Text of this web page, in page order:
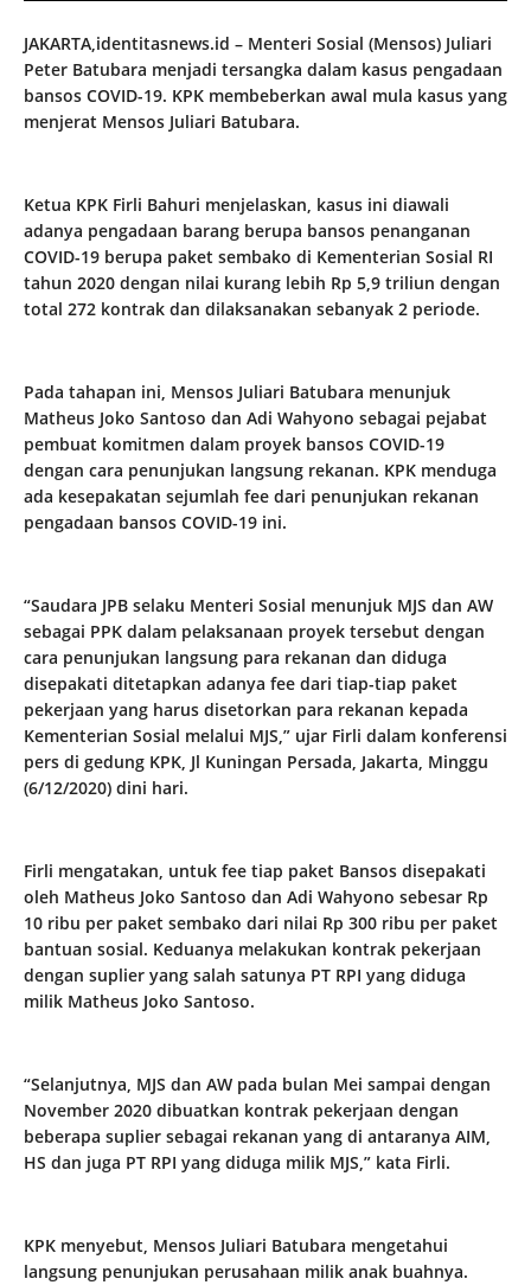
JAKARTA,identitasnews.id – Menteri Sosial (Mensos) Juliari
Peter Batubara menjadi tersangka dalam kasus pengadaan
bansos COVID-19. KPK membeberkan awal mula kasus yang
menjerat Mensos Juliari Batubara.
Ketua KPK Firli Bahuri menjelaskan, kasus ini diawali
adanya pengadaan barang berupa bansos penanganan
COVID-19 berupa paket sembako di Kementerian Sosial RI
tahun 2020 dengan nilai kurang lebih Rp 5,9 triliun dengan
total 272 kontrak dan dilaksanakan sebanyak 2 periode.
Pada tahapan ini, Mensos Juliari Batubara menunjuk
Matheus Joko Santoso dan Adi Wahyono sebagai pejabat
pembuat komitmen dalam proyek bansos COVID-19
dengan cara penunjukan langsung rekanan. KPK menduga
ada kesepakatan sejumlah fee dari penunjukan rekanan
pengadaan bansos COVID-19 ini.
“Saudara JPB selaku Menteri Sosial menunjuk MJS dan AW
sebagai PPK dalam pelaksanaan proyek tersebut dengan
cara penunjukan langsung para rekanan dan diduga
disepakati ditetapkan adanya fee dari tiap-tiap paket
pekerjaan yang harus disetorkan para rekanan kepada
Kementerian Sosial melalui MJS,” ujar Firli dalam konferensi
pers di gedung KPK, Jl Kuningan Persada, Jakarta, Minggu
(6/12/2020) dini hari.
Firli mengatakan, untuk fee tiap paket Bansos disepakati
oleh Matheus Joko Santoso dan Adi Wahyono sebesar Rp
10 ribu per paket sembako dari nilai Rp 300 ribu per paket
bantuan sosial. Keduanya melakukan kontrak pekerjaan
dengan suplier yang salah satunya PT RPI yang diduga
milik Matheus Joko Santoso.
“Selanjutnya, MJS dan AW pada bulan Mei sampai dengan
November 2020 dibuatkan kontrak pekerjaan dengan
beberapa suplier sebagai rekanan yang di antaranya AIM,
HS dan juga PT RPI yang diduga milik MJS,” kata Firli.
KPK menyebut, Mensos Juliari Batubara mengetahui
langsung penunjukan perusahaan milik anak buahnya.